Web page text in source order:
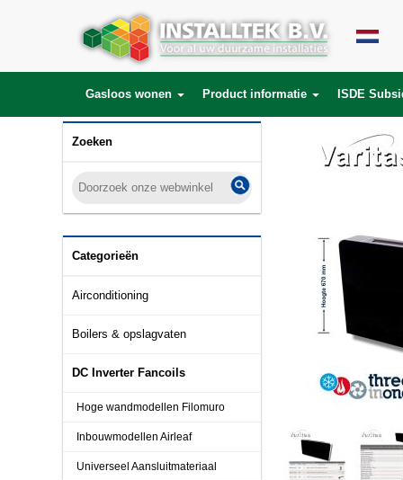
Gasloos wonen Product informatie ISDE
Zoeken
Categorieën
Airconditioning
Boilers & opslagvaten
DC Inverter Fancoils
Hoge wandmodellen Filomuro
Inbouwmodellen Airleaf
Universeel Aansluitmateriaal